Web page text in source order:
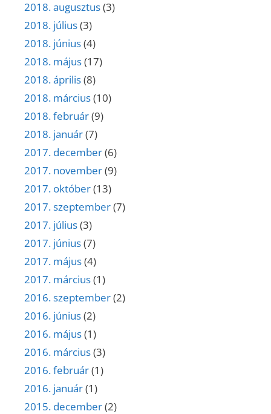
2018. augusztus(3)
2018. július(3)
2018. június(4)
2018. május(17)
2018. április(8)
2018. március(10)
2018. február(9)
2018. január(7)
2017. december(6)
2017. november(9)
2017. október(13)
2017. szeptember(7)
2017. július(3)
2017. június(7)
2017. május(4)
2017. március(1)
2016. szeptember(2)
2016. június(2)
2016. május(1)
2016. március(3)
2016. február(1)
2016. január(1)
2015. december(2)